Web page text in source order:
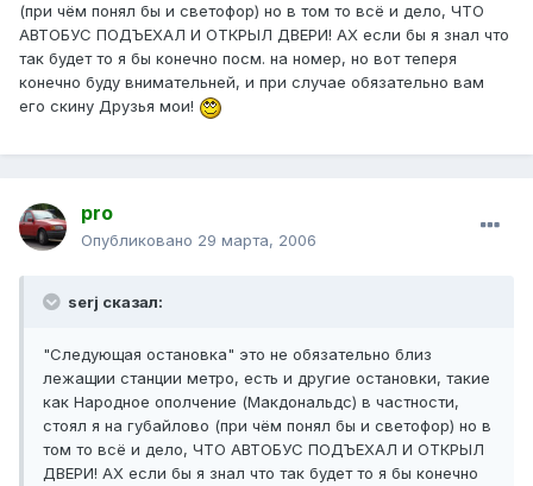
(при чём понял бы и светофор) но в том то всё и дело, ЧТО
АВТОБУС ПОДЪЕХАЛ И ОТКРЫЛ ДВЕРИ! АХ если бы я знал что
так будет то я бы конечно посм. на номер, но вот теперя
конечно буду внимательней, и при случае обязательно вам
его скину Друзья мои!
pro
Опубликовано 29 марта, 2006
serj сказал:
"Следующая остановка" это не обязательно близ
лежащии станции метро, есть и другие остановки, такие
как Народное ополчение (Макдональдс) в частности,
стоял я на губайлово (при чём понял бы и светофор) но в
том то всё и дело, ЧТО АВТОБУС ПОДЪЕХАЛ И ОТКРЫЛ
ДВЕРИ! АХ если бы я знал что так будет то я бы конечно